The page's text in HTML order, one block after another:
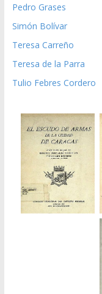
Pedro Grases
Simón Bolívar
Teresa Carreño
Teresa de la Parra
Tulio Febres Cordero